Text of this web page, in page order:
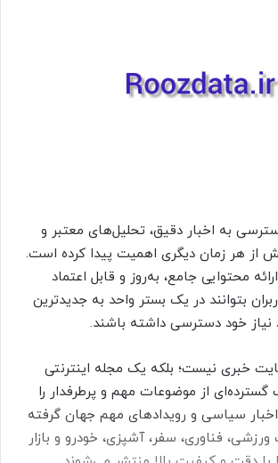
به اخبار دقیق، تحلیل‌های معتبر و
از هر زمان دیگری اهمیت پیدا کرده است.
محتوایی جامع، به‌روز و قابل اعتماد
بتوانند در یک بستر واحد به جدیدترین
نیاز خود دسترسی داشته باشند.
خبری نیست؛ بلکه یک مجله اینترنتی
از موضوعات مهم و پرطرفدار را
سیاسی و رویدادهای مهم جهان گرفته
ورزشی، فناوری، سفر، آشپزی، خودرو و بازار